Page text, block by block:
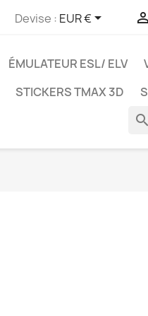
Devise : EUR € 
ÉMULATEUR ESL/ ELV
STICKERS TMAX 3D
search